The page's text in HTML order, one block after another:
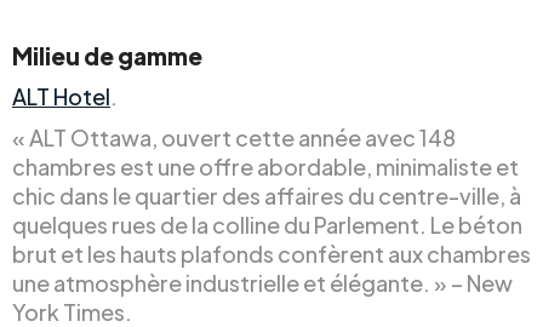
Milieu de gamme
ALT Hotel.
« ALT Ottawa, ouvert cette année avec 148
chambres est une offre abordable, minimaliste et
chic dans le quartier des affaires du centre-ville, à
quelques rues de la colline du Parlement. Le béton
brut et les hauts plafonds confèrent aux chambres
une atmosphère industrielle et élégante. » – New
York Times.